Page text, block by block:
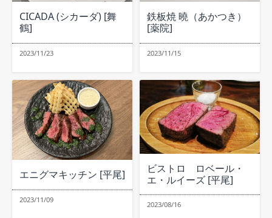
CICADA (シカーダ) [舞
鶴]
2023/11/23
鉄板焼 曉（あかつき）
[薬院]
2023/11/15
エニグマキッチン [平尾]
2023/11/09
ビストロ ロベール・
エ・ルイーズ [平尾]
2023/08/16